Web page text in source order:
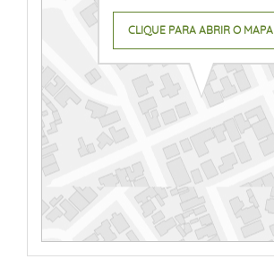
CLIQUE PARA ABRIR O MAPA